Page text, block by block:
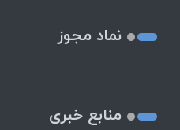
نماد مجوز
منابع خبری